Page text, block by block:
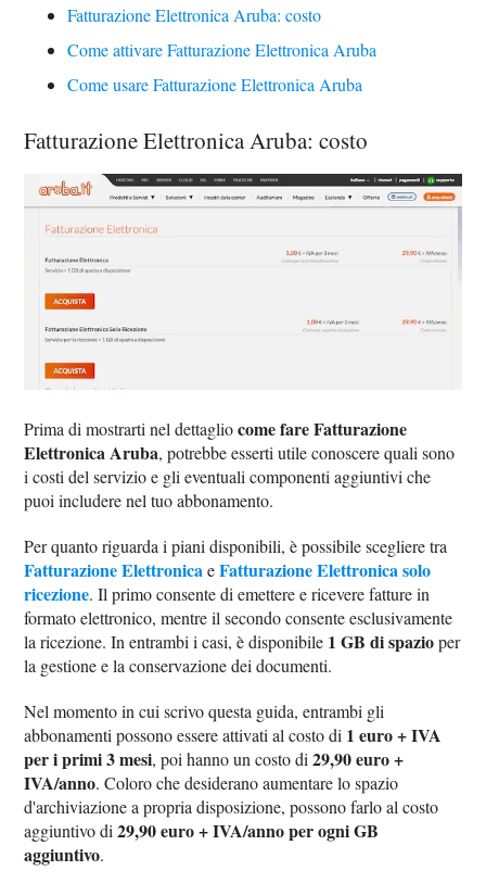
Fatturazione Elettronica Aruba: costo
Come attivare Fatturazione Elettronica Aruba
Come usare Fatturazione Elettronica Aruba
Fatturazione Elettronica Aruba: costo
Prima di mostrarti nel dettagliocome fare Fatturazione
Elettronica Aruba, potrebbe esserti utile conoscere quali sono
i costi del servizio e gli eventuali componenti aggiuntivi che
puoi includere nel tuo abbonamento.
Per quanto riguarda i piani disponibili, è possibile scegliere tra
Fatturazione ElettronicaeFatturazione Elettronica solo
ricezione. Il primo consente di emettere e ricevere fatture in
formato elettronico, mentre il secondo consente esclusivamente
la ricezione. In entrambi i casi, è disponibile 1 GB di spazioper
la gestione e la conservazione dei documenti.
Nel momento in cui scrivo questa guida, entrambi gli
abbonamenti possono essere attivati al costo di 1 euro + IVA
per i primi 3 mesi, poi hanno un costo di29,90 euro +
IVA/anno. Coloro che desiderano aumentare lo spazio
d'archiviazione a propria disposizione, possono farlo al costo
aggiuntivo di29,90 euro + IVA/anno per ogni GB
aggiuntivo.